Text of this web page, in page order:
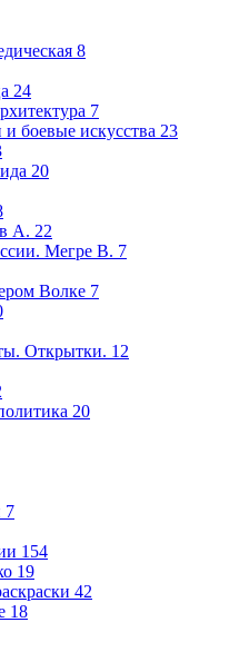
8
24
7
боевые искусства 23
20
А. 22
Мегре В. 7
Волке 7
Открытки. 12
20
7
154
19
42
18